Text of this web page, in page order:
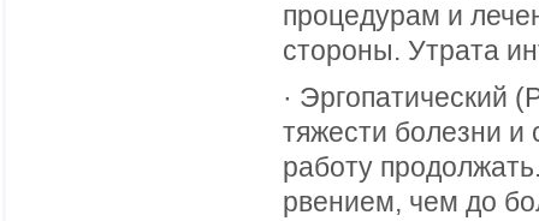
процедурам и
стороны. Утрата
· Эргопатический
тяжести болезни и
работу
рвением, чем до